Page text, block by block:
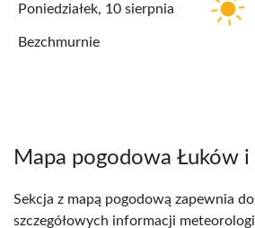
Poniedziałek, 10 sierpnia
Bezchmurnie
Mapa pogodowa Łuków
Sekcja z mapą pogodową zapewnia
szczegółowych informacji